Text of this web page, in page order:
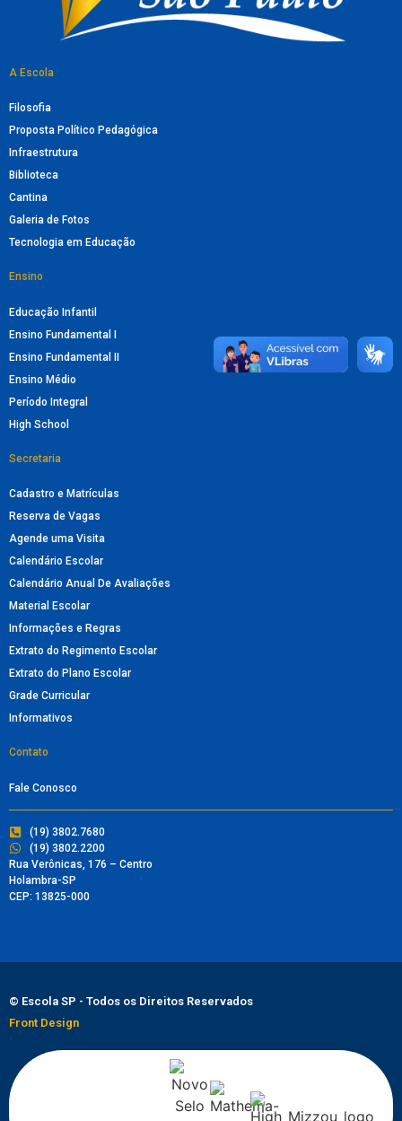
A Escola
Filosofia
Proposta Político Pedagógica
Infraestrutura
Biblioteca
Cantina
Galeria de Fotos
Tecnologia em Educação
Ensino
Educação Infantil
Ensino Fundamental I
Ensino Fundamental II
Ensino Médio
Período Integral
High School
Secretaria
Cadastro e Matrículas
Reserva de Vagas
Agende uma Visita
Calendário Escolar
Calendário Anual De Avaliações
Material Escolar
Informações e Regras
Extrato do Regimento Escolar
Extrato do Plano Escolar
Grade Curricular
Informativos
Contato
Fale Conosco
(19) 3802.7680
(19) 3802.2200
Rua Verônicas, 176 – Centro
Holambra-SP
CEP: 13825-000
© Escola SP - Todos os Direitos Reservados
Front Design